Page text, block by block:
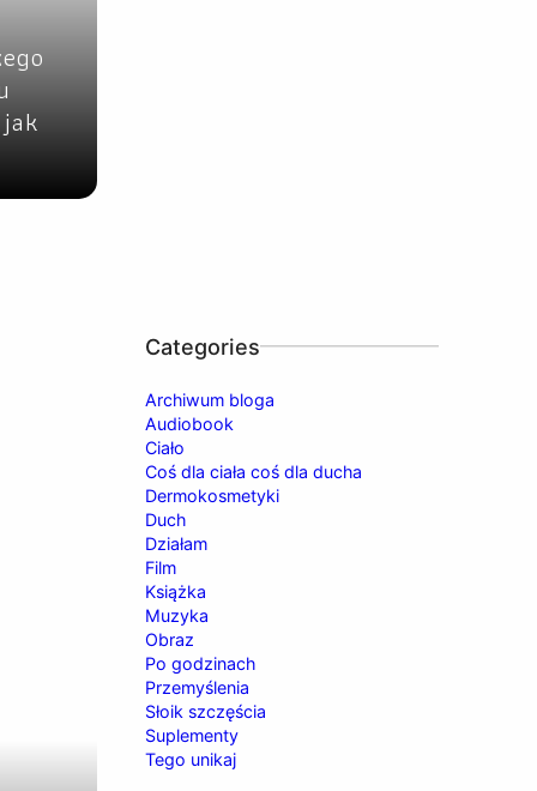
Categories
Archiwum bloga
Audiobook
Ciało
Coś dla ciała coś dla ducha
Dermokosmetyki
Duch
Działam
Film
Książka
Muzyka
Obraz
Po godzinach
Przemyślenia
Słoik szczęścia
Suplementy
Tego unikaj